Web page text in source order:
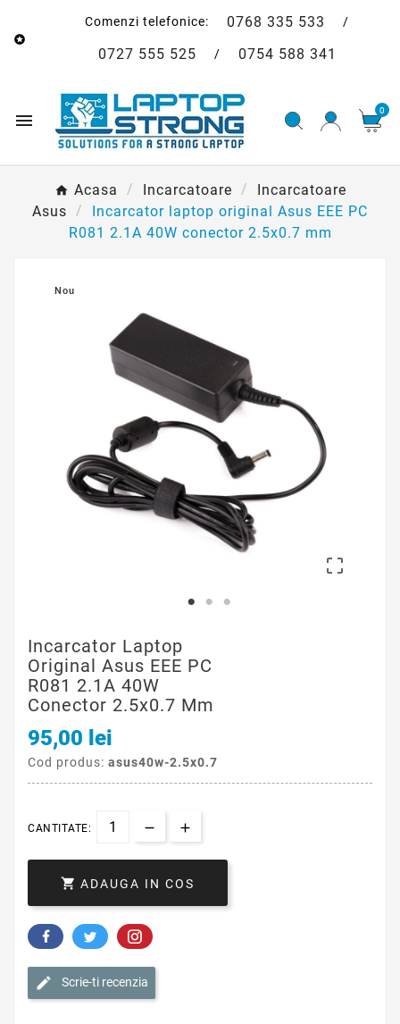

Comenzi telefonice: 0768 335 533
0727 555 525 / 0754 588 341
 0
Acasa Incarcatoare
Incarcatoare
Asus
Incarcator laptop original Asus EEE PC
R081 2.1A 40W conector 2.5x0.7 mm
Nou

Incarcator Laptop
Original Asus EEE PC
R081 2.1A 40W
Conector 2.5x0.7 Mm
95,00 lei
Cod produs: asus40w-2.5x0.7
CANTITATE:
 ADAUGA IN COS
Scrie-ti recenzia